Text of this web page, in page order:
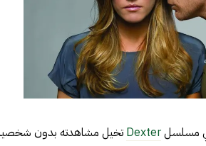
مسلسلDexter تخيل مشاهدته بدون